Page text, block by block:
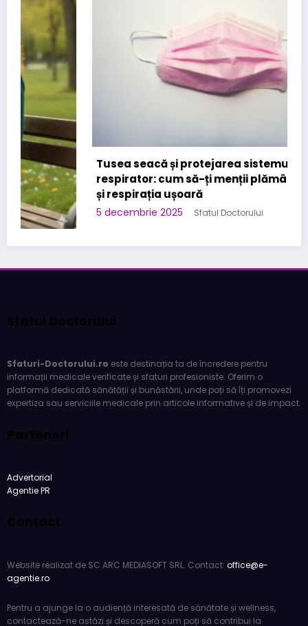
Tusea seacă și protejarea sistemului
respirator: cum să-ți menții plămânii sănătoși
și respirația ușoară
5 decembrie 2025 Sfatul Doctorului
Sfatul Doctorului
Sfaturi-Doctorului.ro este destinația ta de încredere pentru
informații medicale verificate și sfaturi profesioniste. Oferim o
platformă dedicată sănătății și bunăstării, unde poți să îți promovezi
expertiza sau serviciile medicale prin articole informative și de impact.
Parteneri
Advertorial
Agentie PR
Contact
Website realizat de SC ARC MEDIASOFT SRL. Contact: office@e-
agentie.ro
Pentru a ajunge la o audiență interesată de sănătate și wellness,
contactează-ne astăzi și descoperă cum poți să contribui la